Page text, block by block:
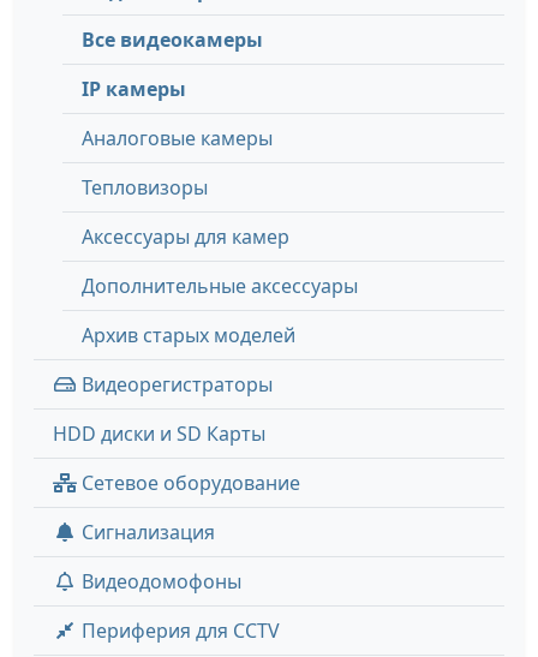
Все видеокамеры
IP камеры
Аналоговые камеры
Тепловизоры
Аксессуары для камер
Дополнительные аксессуары
Архив старых моделей
Видеорегистраторы
HDD диски и SD Карты
Сетевое оборудование
Сигнализация
Видеодомофоны
Периферия для CCTV